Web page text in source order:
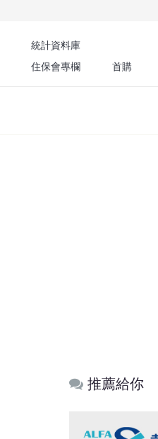
統計資料庫
住保會專欄 首購
推薦給你